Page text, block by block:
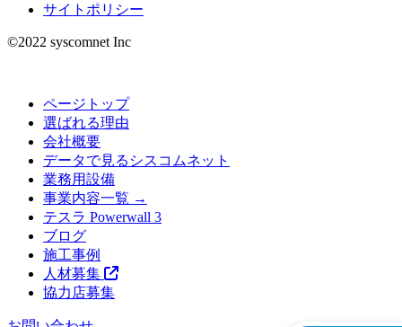
サイトポリシー
©︎2022 syscomnet Inc
ページトップ
選ばれる理由
会社概要
データで見るシスコムネット
業務用設備
事業内容一覧 →
テスラ Powerwall 3
ブログ
施工事例
人材募集
協力店募集